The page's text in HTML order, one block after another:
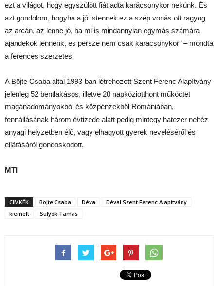
ezt a világot, hogy egyszülött fiát adta karácsonykor nekünk. És
azt gondolom, hogyha a jó Istennek ez a szép vonás ott ragyog
az arcán, az lenne jó, ha mi is mindannyian egymás számára
ajándékok lennénk, és persze nem csak karácsonykor” – mondta
a ferences szerzetes.
A Böjte Csaba által 1993-ban létrehozott Szent Ferenc Alapítvány
jelenleg 52 bentlakásos, illetve 20 napköziotthont működtet
magánadományokból és közpénzekből Romániában,
fennállásának három évtizede alatt pedig mintegy hatezer nehéz
anyagi helyzetben élő, vagy elhagyott gyerek neveléséről és
ellátásáról gondoskodott.
MTI
CIMKÉK Böjte Csaba Déva
Dévai Szent Ferenc Alapítvány
kiemelt
Sulyok Tamás